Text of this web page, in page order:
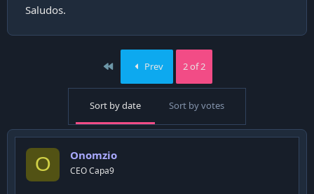
Saludos.
First Prev 2 of 2
Sort by date Sort by votes
O Onomzio
CEO Capa9